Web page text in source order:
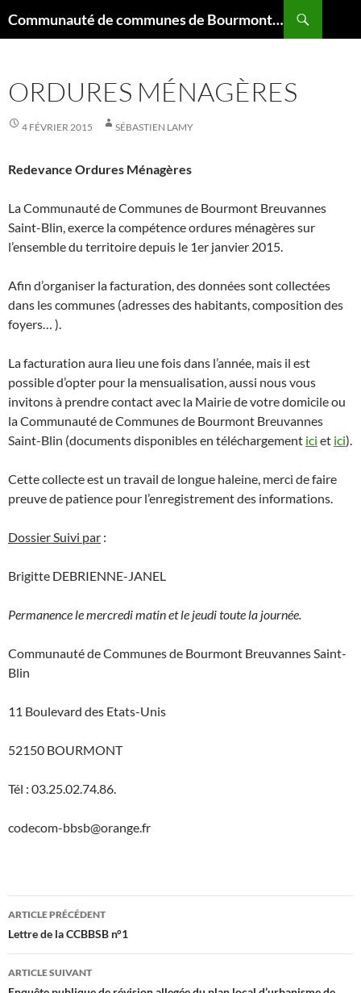
au
Communauté de communes de Bourmont Breuvannes Saint-Blin
ORDURES MÉNAGÈRES
4 FÉVRIER 2015 SÉBASTIEN LAMY
Redevance Ordures Ménagères
La Communauté de Communes de Bourmont Breuvannes
Saint-Blin, exerce la compétence ordures ménagères sur
l’ensemble du territoire depuis le 1er janvier 2015.
Afin d’organiser la facturation, des données sont collectées
dans les communes (adresses des habitants, composition des
foyers… ).
La facturation aura lieu une fois dans l’année, mais il est
possible d’opter pour la mensualisation, aussi nous vous
invitons à prendre contact avec la Mairie de votre domicile ou
la Communauté de Communes de Bourmont Breuvannes
Saint-Blin (documents disponibles en téléchargement ici et ici).
Cette collecte est un travail de longue haleine, merci de faire
preuve de patience pour l’enregistrement des informations.
Dossier Suivi par :
Brigitte DEBRIENNE-JANEL
Permanence le mercredi matin et le jeudi toute la journée.
Communauté de Communes de Bourmont Breuvannes Saint-
Blin
11 Boulevard des Etats-Unis
52150 BOURMONT
Tél : 03.25.02.74.86.
codecom-bbsb@orange.fr
Navigation
des
articles
ARTICLE PRÉCÉDENT
Lettre de la CCBBSB n°1
ARTICLE SUIVANT